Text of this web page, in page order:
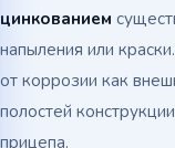
цинкованием
напыления или
от коррозии как
полостей
прицепа.